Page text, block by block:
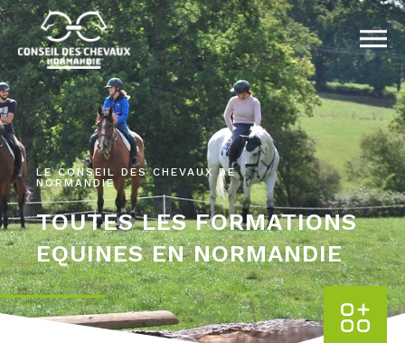
LE CONSEIL DES CHEVAUX DE
NORMANDIE
TOUTES LES FORMATIONS
EQUINES EN NORMANDIE